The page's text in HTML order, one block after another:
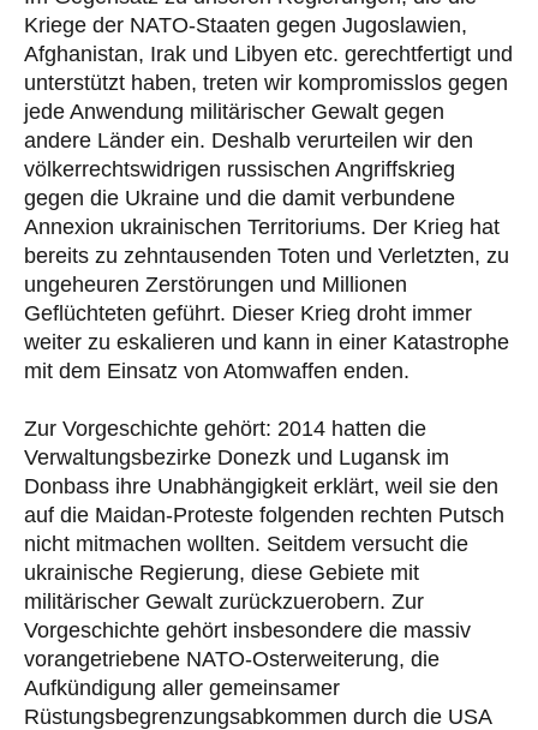
Kriege der NATO-Staaten gegen Jugoslawien,
Afghanistan, Irak und Libyen etc. gerechtfertigt und
unterstützt haben, treten wir kompromisslos gegen
jede Anwendung militärischer Gewalt gegen
andere Länder ein. Deshalb verurteilen wir den
völkerrechtswidrigen russischen Angriffskrieg
gegen die Ukraine und die damit verbundene
Annexion ukrainischen Territoriums. Der Krieg hat
bereits zu zehntausenden Toten und Verletzten, zu
ungeheuren Zerstörungen und Millionen
Geflüchteten geführt. Dieser Krieg droht immer
weiter zu eskalieren und kann in einer Katastrophe
mit dem Einsatz von Atomwaffen enden.
Zur Vorgeschichte gehört: 2014 hatten die
Verwaltungsbezirke Donezk und Lugansk im
Donbass ihre Unabhängigkeit erklärt, weil sie den
auf die Maidan-Proteste folgenden rechten Putsch
nicht mitmachen wollten. Seitdem versucht die
ukrainische Regierung, diese Gebiete mit
militärischer Gewalt zurückzuerobern. Zur
Vorgeschichte gehört insbesondere die massiv
vorangetriebene NATO-Osterweiterung, die
Aufkündigung aller gemeinsamer
Rüstungsbegrenzungsabkommen durch die USA